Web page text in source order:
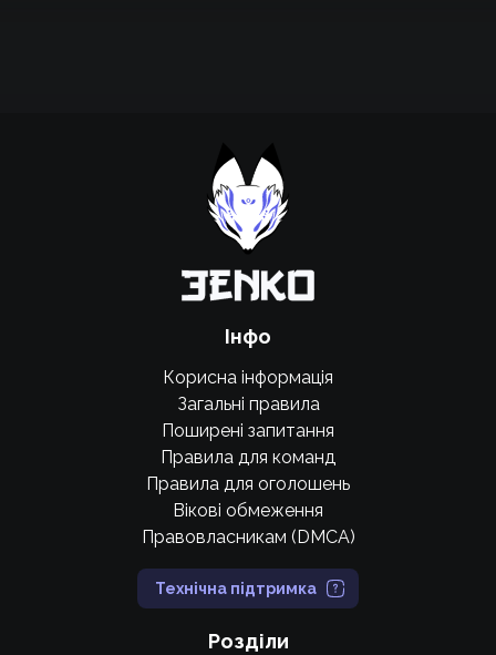
крутих нововведень
Підтримати проєкт
Інфо
Корисна інформація
Загальні правила
Поширені запитання
Правила для команд
Правила для оголошень
Вікові обмеження
Правовласникам (DMCA)
Технічна підтримка
Розділи